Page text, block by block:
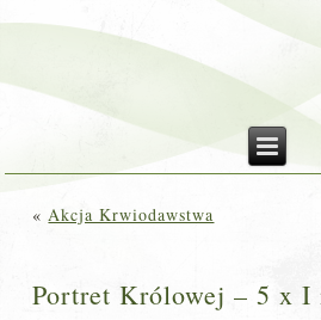
«Akcja Krwiodawstwa
Portret Królowej – 5 x I